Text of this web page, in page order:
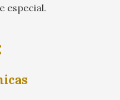
especial.